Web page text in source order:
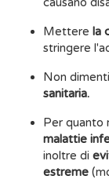
Mettere la
stringere
Non
sanitaria.
Per quanto
malattie
inoltre di
estreme